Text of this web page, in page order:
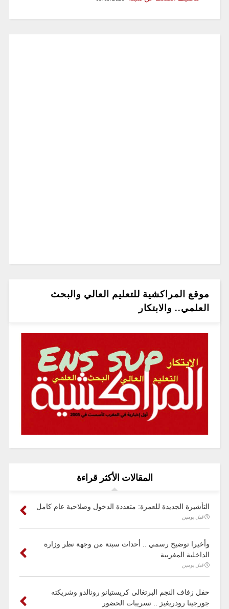
موقع المراكشية للتعليم العالي والبحث
العلمي.. والابتكار
المقالات الأكثر قراءة
التأشيرة الجديدة للعمرة: متعددة الدخول وصلاحية عام كامل
قبل يومين
وأخيرا توضيح رسمي .. أحداث سبتة من وجهة نظر وزارة
الداخلية المغربية
قبل يومين
حفل زفاف النجم البرتغالي كريستيانو رونالدو وشريكته
جورجينا رودريغيز .. تسريبات الحضور